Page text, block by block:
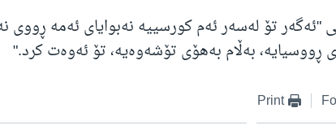
تۆ لەسەر ئەم کورسییە نەبوایای ئەمە ڕووی
بەڵام بەهۆی تۆشەوەیە، تۆ ئەوەت کرد."
Print